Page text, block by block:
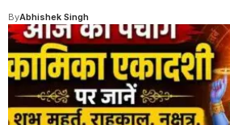
ByAbhishek Singh